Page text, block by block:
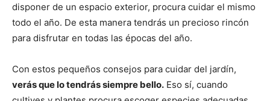
disponer de un espacio exterior, procura cuidar el mismo
todo el año. De esta manera tendrás un precioso rincón
para disfrutar en todas las épocas del año.
Con estos pequeños consejos para cuidar del jardín,
verás que lo tendrás siempre bello. Eso sí, cuando